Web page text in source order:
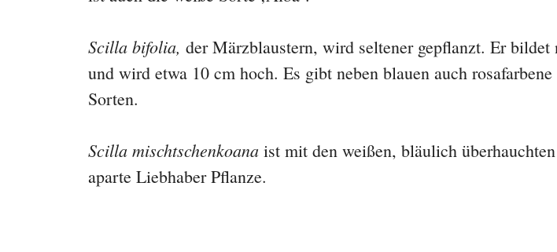
Scilla bifolia, der Märzblaustern, wird seltener gepflanzt. Er
und wird etwa 10 cm hoch. Es gibt neben blauen auch
Sorten.
Scilla mischtschenkoana ist mit den weißen, bläulich
aparte Liebhaber Pflanze.